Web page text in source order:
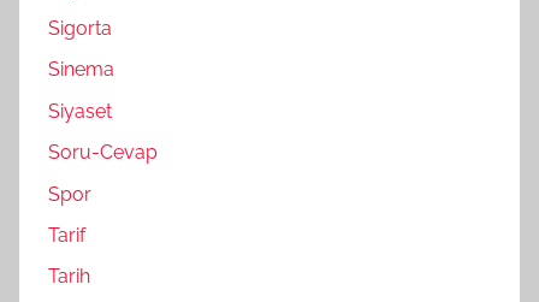
Sigorta
Sinema
Siyaset
Soru-Cevap
Spor
Tarif
Tarih